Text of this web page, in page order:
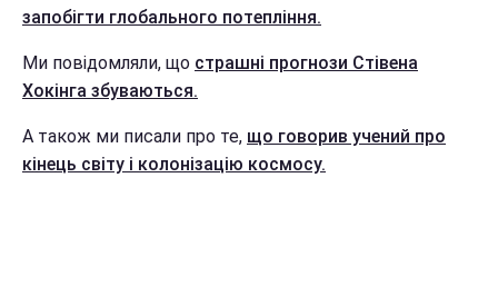
запобігти глобального потепління.
Ми повідомляли, що страшні прогнози Стівена
Хокінга збуваються.
А також ми писали про те, що говорив учений про
кінець світу і колонізацію космосу.